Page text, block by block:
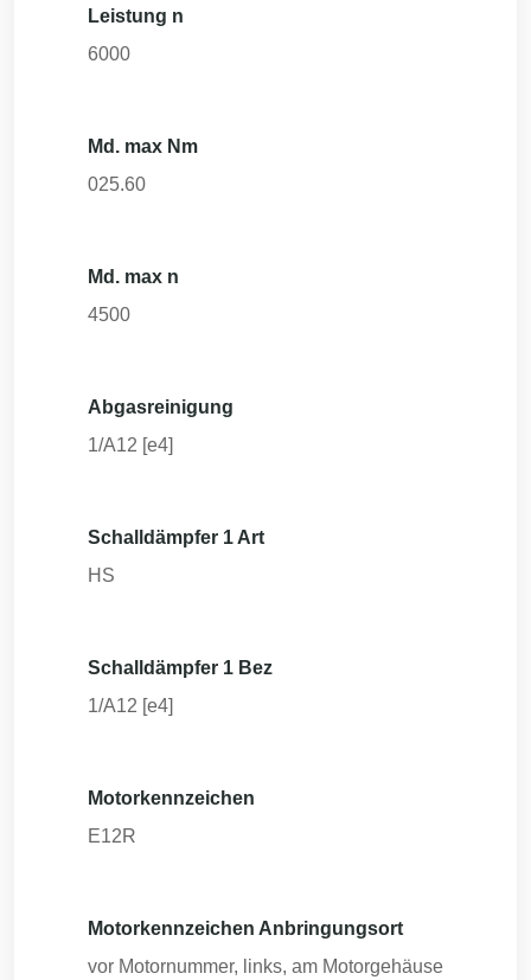
Leistung n
6000
Md. max Nm
025.60
Md. max n
4500
Abgasreinigung
1/A12 [e4]
Schalldämpfer 1 Art
HS
Schalldämpfer 1 Bez
1/A12 [e4]
Motorkennzeichen
E12R
Motorkennzeichen Anbringungsort
vor Motornummer, links, am Motorgehäuse